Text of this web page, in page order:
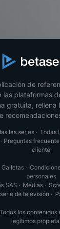
de
las plataformas
gratuita, rellena
las series· Todas
· Preguntas
cliente
Galletas·
personales
SAS · Medias·
de televisión ·
los contenidos
legítimos